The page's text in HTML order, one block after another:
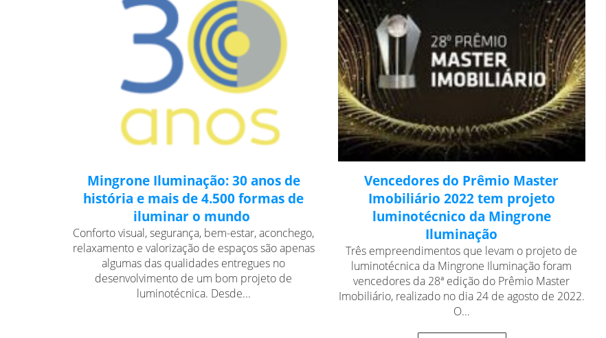
Mingrone Iluminação: 30 anos de
história e mais de 4.500 formas de
iluminar o mundo
Conforto visual, segurança, bem-estar, aconchego,
relaxamento e valorização de espaços são apenas
algumas das qualidades entregues no
desenvolvimento de um bom projeto de
luminotécnica. Desde...
Vencedores do Prêmio Master
Imobiliário 2022 tem projeto
luminotécnico da Mingrone
Iluminação
Três empreendimentos que levam o projeto de
luminotécnica da Mingrone Iluminação foram
vencedores da 28ª edição do Prêmio Master
Imobiliário, realizado no dia 24 de agosto de 2022.
O...